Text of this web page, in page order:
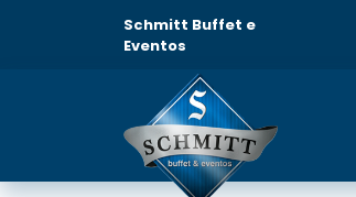
Schmitt Buffet e
Eventos